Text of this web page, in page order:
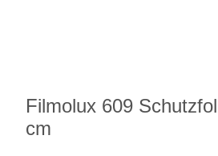
Filmolux 609
cm